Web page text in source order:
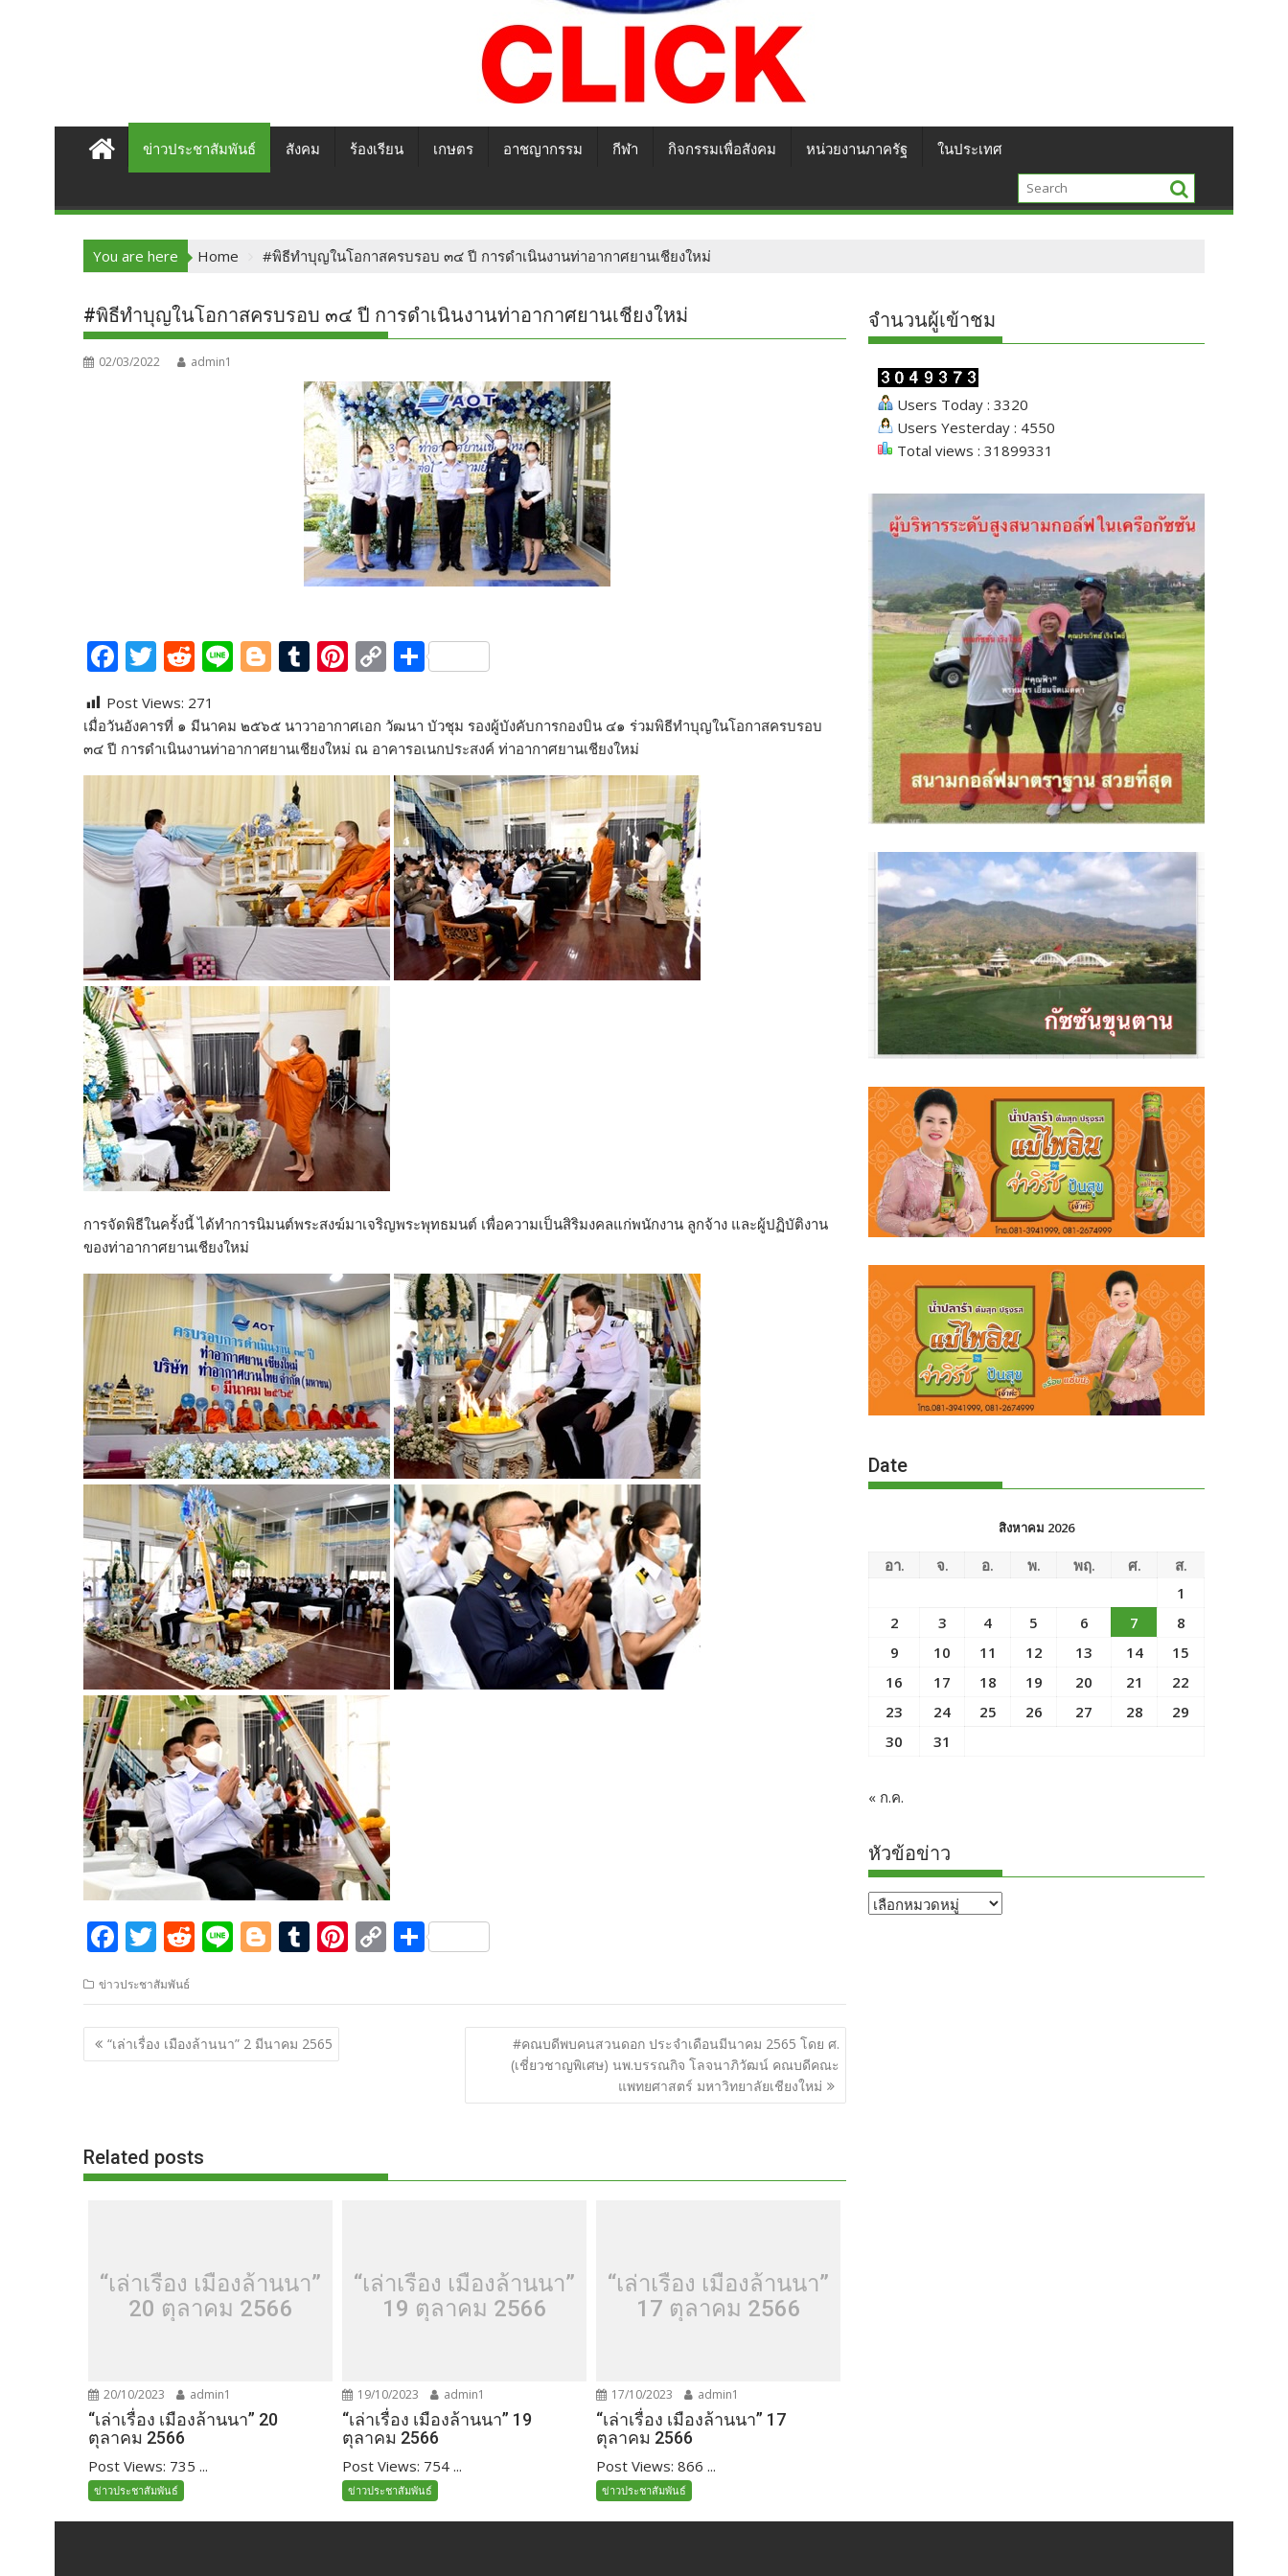
ข่าวประชาสัมพันธ์ สังคม ร้องเรียน เกษตร อาชญากรรม กีฬา กิจกรรมเพื่อสังคม หน่วยงานภาครัฐ ในประเทศ
You are here Home #พิธีทำบุญในโอกาสครบรอบ ๓๔ ปี การดำเนินงานท่าอากาศยานเชียงใหม่
#พิธีทำบุญในโอกาสครบรอบ ๓๔ ปี การดำเนินงานท่าอากาศยานเชียงใหม่
02/03/2022 admin1
F
e
b
o
k
T
itt
er
R
d
di
t
Li
e
Bl
g
g
er
T
m
bl
r
Pi
er
e
st
C
p
y
Li
n
k
S
ar
e
Post Views: 271
เมื่อวันอังคารที่ ๑ มีนาคม ๒๕๖๕ นาวาอากาศเอก วัฒนา บัวชุม รองผู้บังคับการกองบิน ๔๑ ร่วมพิธีทำบุญในโอกาสครบรอบ
๓๔ ปี การดำเนินงานท่าอากาศยานเชียงใหม่ ณ อาคารอเนกประสงค์ ท่าอากาศยานเชียงใหม่
การจัดพิธีในครั้งนี้ ได้ทำการนิมนต์พระสงฆ์มาเจริญพระพุทธมนต์ เพื่อความเป็นสิริมงคลแก่พนักงาน ลูกจ้าง และผู้ปฏิบัติงาน
ของท่าอากาศยานเชียงใหม่
F
e
b
o
T
itt
er
R
d
di
t
Li
e
Bl
g
g
er
T
m
bl
r
Pi
er
C
p
S
ar
ข่าวประชาสัมพันธ์
แนะแนว
เรื่อง
“เล่าเรื่อง เมืองล้านนา” 2 มีนาคม 2565
#คณบดีพบคนสวนดอก ประจำเดือนมีนาคม 2565 โดย ศ.
(เชี่ยวชาญพิเศษ) นพ.บรรณกิจ โลจนาภิวัฒน์ คณบดีคณะ
แพทยศาสตร์ มหาวิทยาลัยเชียงใหม่
Related posts
“เล่าเรื่อง เมืองล้านนา”
20 ตุลาคม 2566
20/10/2023 admin1
“เล่าเรื่อง เมืองล้านนา” 20
ตุลาคม 2566
Post Views: 735 ...
ข่าวประชาสัมพันธ์
“เล่าเรื่อง เมืองล้านนา”
19 ตุลาคม 2566
19/10/2023 admin1
“เล่าเรื่อง เมืองล้านนา” 19
ตุลาคม 2566
Post Views: 754 ...
ข่าวประชาสัมพันธ์
“เล่าเรื่อง เมืองล้านนา”
17 ตุลาคม 2566
17/10/2023 admin1
“เล่าเรื่อง เมืองล้านนา” 17
ตุลาคม 2566
Post Views: 866 ...
ข่าวประชาสัมพันธ์
จำนวนผู้เข้าชม
Users Today : 3320
Users Yesterday : 4550
Total views : 31899331
Date
สิงหาคม 2026
อา. จ. อ. พ. พฤ. ศ.
ส.
1
2
3 4 5 6 7
8
9
10 11 12 13 14
15
16
17 18 19 20 21
22
23
24 25 26 27 28
29
30
31
« ก.ค.
หัวข้อข่าว
หัวข้อ